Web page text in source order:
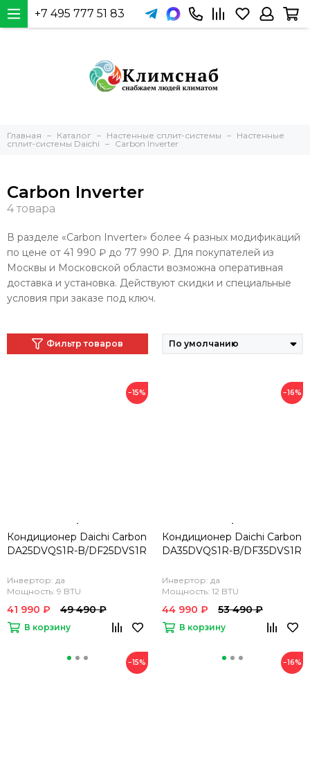
+7 495 777 51 83
Главная Каталог Настенные сплит-системы
Настенные
сплит-системы Daichi
Carbon Inverter
Carbon Inverter
В разделе «Carbon Inverter» более 4 разных модификаций
по цене от 41 990 ₽ до 77 990 ₽. Для покупателей из
Москвы и Московской области возможна оперативная
доставка и установка. Действуют скидки и специальные
условия при заказе под ключ.
Фильтр товаров
−15%
Кондиционер Daichi Carbon
DA25DVQS1R-B/DF25DVS1R
Инвертор: да
Мощность: 9 BTU
41 990 ₽ 49 490 ₽
В корзину
−16%
Кондиционер Daichi Carbon
DA35DVQS1R-B/DF35DVS1R
Инвертор: да
Мощность: 12 BTU
44 990 ₽ 53 490 ₽
В корзину
−15% −16%